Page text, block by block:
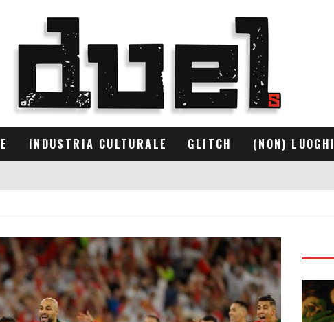
INDUSTRIA CULTURALE GLITCH (NON) LUOGHI